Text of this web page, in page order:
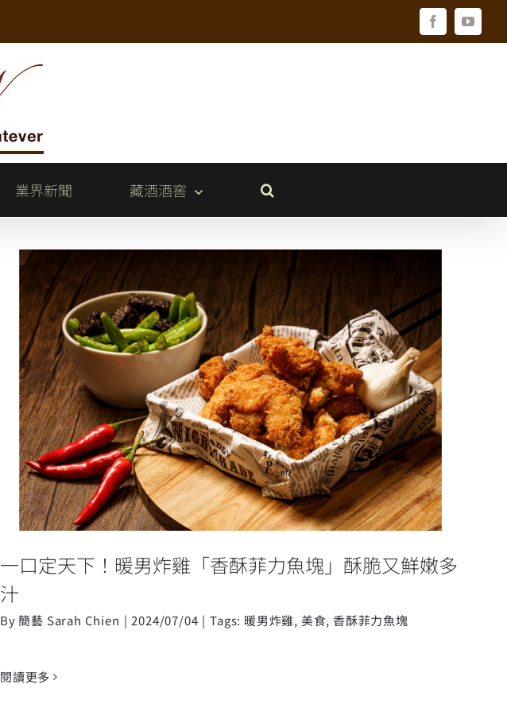
Facebook
業界新聞 藏酒酒窖
一口定天下！暖男炸雞「香酥菲力魚塊」酥脆又鮮
嫩多汁
一口定天下！暖男炸雞「香酥菲力魚塊」酥脆又鮮嫩多
汁
By簡藝 Sarah Chien | 2024/07/04 | Tags: 暖男炸雞, 美食,香酥菲力魚塊
閱讀更多